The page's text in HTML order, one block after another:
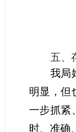
五、
我局
明显 ，
一步抓紧
时、准确